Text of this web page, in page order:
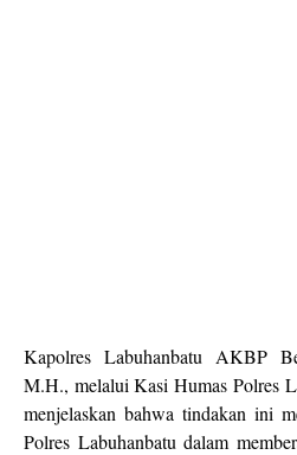
Kapolres Labuhanbatu AKBP
M.H., melalui Kasi Humas Polres
menjelaskan bahwa tindakan ini
Polres Labuhanbatu dalam